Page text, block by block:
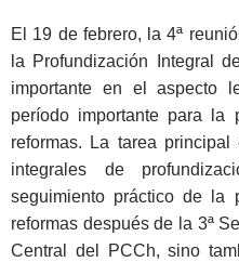
El 19 de febrero, la 4ª
la Profundización Integral
importante en el aspecto
período importante para la
reformas. La tarea
integrales de
seguimiento práctico de la
reformas después de la 3ª
Central del PCCh, sino